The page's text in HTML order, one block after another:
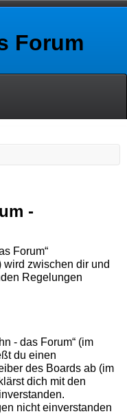
Forum
-
Forum“
wird zwischen dir und
Regelungen
- das Forum“ (im
du einen
des Boards ab (im
dich mit den
nicht einverstanden